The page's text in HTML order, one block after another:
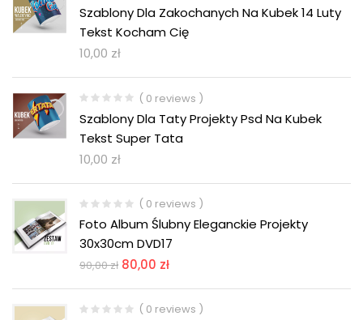
Szablony Dla Zakochanych Na Kubek 14 Luty
Tekst Kocham Cię
10,00 zł
( 0 reviews )
Szablony Dla Taty Projekty Psd Na Kubek
Tekst Super Tata
10,00 zł
( 0 reviews )
Foto Album Ślubny Eleganckie Projekty
30x30cm DVD17
90,00zł 80,00 zł
( 0 reviews )